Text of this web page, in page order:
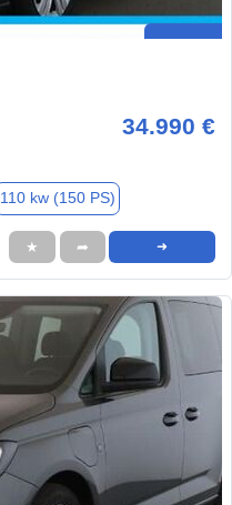
34.990 €
110 kw (150 PS)
★ ➦ ➜